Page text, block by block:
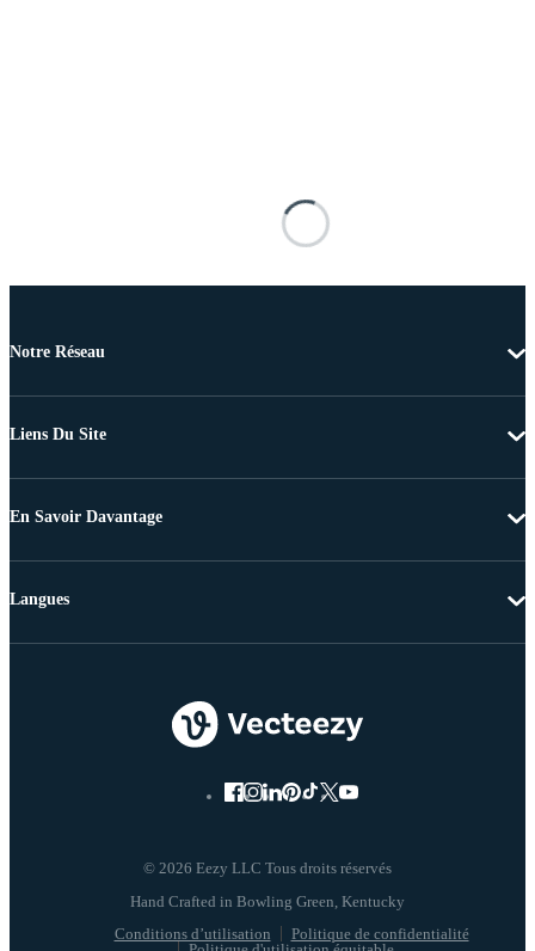
Notre Réseau
Liens Du Site
En Savoir Davantage
© 2026 Eezy LLC Tous droits réservés
Conditions d’utilisation
Politique de confidentialité
Langues